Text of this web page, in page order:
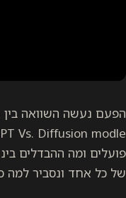
הפעם נעשה השוואה בין
פועלים ומה ההבדלים
של כל אחד ונסביר